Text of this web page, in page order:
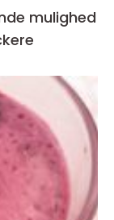
mulighed